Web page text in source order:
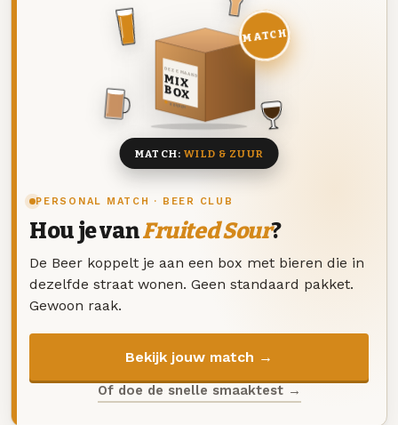
PERSONAL MATCH · BEER CLUB
Hou je vanFruited Sour?
De Beer koppelt je aan een box met bieren die in
dezelfde straat wonen. Geen standaard pakket.
Gewoon raak.
Bekijk jouw match →
Of doe de snelle smaaktest →
DEZE MAAND
MIX
BOX
8 BIEREN
MATCH
MATCH:WILD & ZUUR